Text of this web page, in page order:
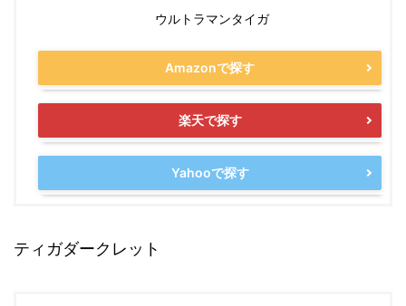
ウルトラマンタイガ
Amazonで探す
楽天で探す
Yahooで探す
ティガダークレット